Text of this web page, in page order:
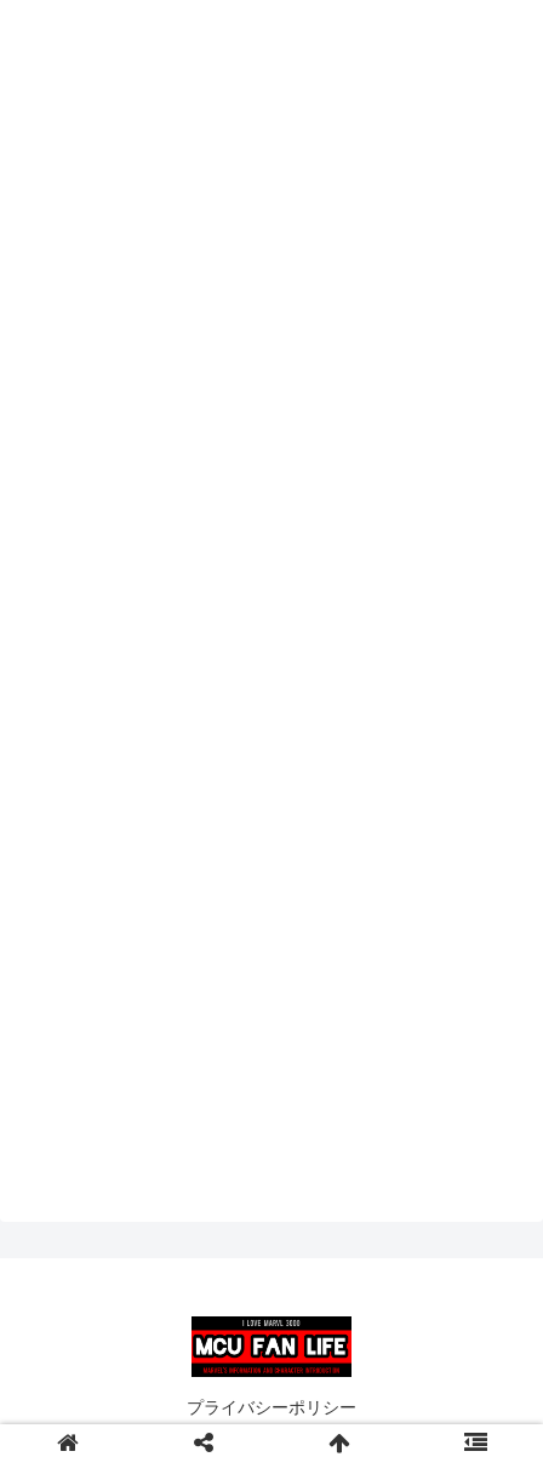
プライバシーポリシー
© 2019 MCU FAN LIFE.